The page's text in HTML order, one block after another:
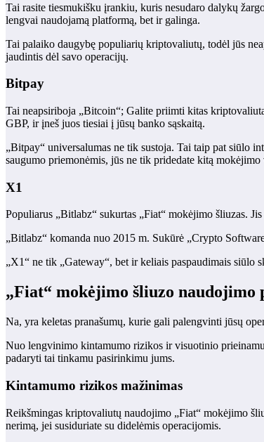
Tai rasite tiesmukišku įrankiu, kuris nesudaro dalykų
lengvai naudojamą platformą, bet ir galinga.
Tai palaiko daugybę populiarių kriptovaliutų, todėl jūs
jaudintis dėl savo operacijų.
Bitpay
Tai neapsiriboja „Bitcoin“; Galite priimti kitas
GBP, ir įneš juos tiesiai į jūsų banko sąskaitą.
„Bitpay“ universalumas ne tik sustoja. Tai taip pat siūlo
saugumo priemonėmis, jūs ne tik pridedate kitą
X1
Populiarus „Bitlabz“ sukurtas „Fiat“ mokėjimo šliuzas.
„Bitlabz“ komanda nuo 2015 m. Sukūrė „Crypto
„X1“ ne tik „Gateway“, bet ir keliais paspaudimais siūlo
„Fiat“ mokėjimo šliuzo naudojimo
Na, yra keletas pranašumų, kurie gali palengvinti jūsų
Nuo lengvinimo kintamumo rizikos ir visuotinio
padaryti tai tinkamu pasirinkimu jums.
Kintamumo rizikos mažinimas
Reikšmingas kriptovaliutų naudojimo „Fiat“ mokėjimo
nerimą, jei susiduriate su didelėmis operacijomis.